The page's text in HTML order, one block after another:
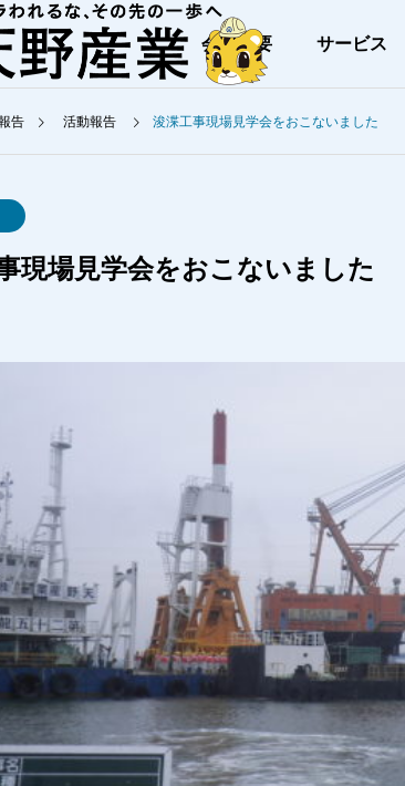
会社概要 サービス
Office Tour
環境に優しく、高品質な施工
告 活動報告 浚渫工事現場見学会をおこないました
現場見学会をおこないました